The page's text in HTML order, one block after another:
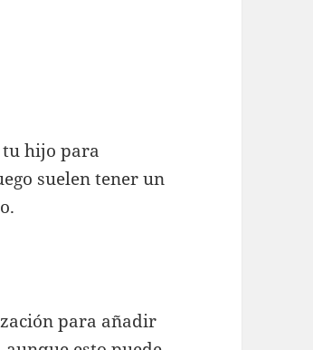
hijo para
suelen tener un
para añadir